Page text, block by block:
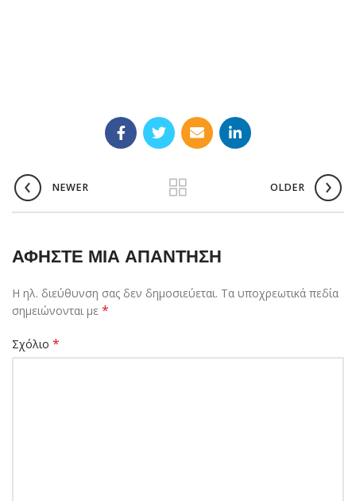
NEWER OLDER
ΑΦΉΣΤΕ ΜΙΑ ΑΠΆΝΤΗΣΗ
Η ηλ. διεύθυνση σας δεν δημοσιεύεται. Τα υποχρεωτικά πεδία
σημειώνονται με *
Σχόλιο *